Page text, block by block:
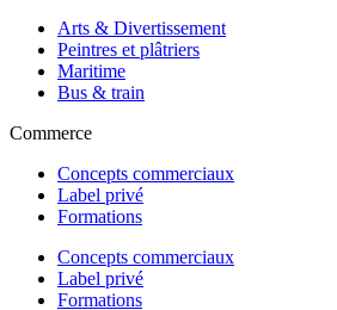
Arts & Divertissement
Peintres et plâtriers
Maritime
Bus & train
Commerce
Concepts commerciaux
Label privé
Formations
Concepts commerciaux
Label privé
Formations